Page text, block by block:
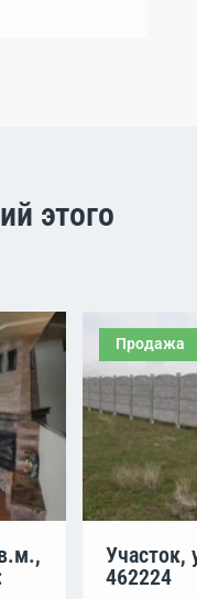
этого
Продажа
Участок,
462224